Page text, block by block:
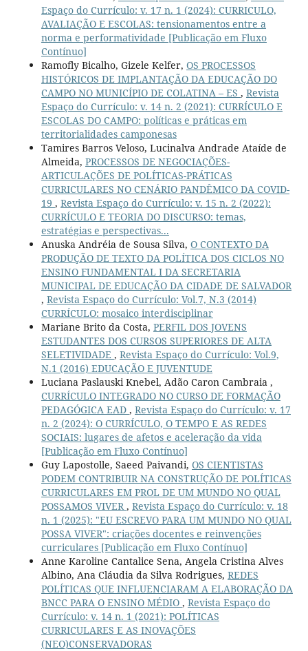
Espaço do Currículo: v. 17 n. 1 (2024): CURRICULO,
AVALIAÇÃO E ESCOLAS: tensionamentos entre a
norma e performatividade [Publicação em Fluxo
Contínuo]
Ramofly Bicalho, Gizele Kelfer, OS PROCESSOS
HISTÓRICOS DE IMPLANTAÇÃO DA EDUCAÇÃO DO
CAMPO NO MUNICÍPIO DE COLATINA – ES , Revista
Espaço do Currículo: v. 14 n. 2 (2021): CURRÍCULO E
ESCOLAS DO CAMPO: políticas e práticas em
territorialidades camponesas
Tamires Barros Veloso, Lucinalva Andrade Ataíde de
Almeida, PROCESSOS DE NEGOCIAÇÕES-
ARTICULAÇÕES DE POLÍTICAS-PRÁTICAS
CURRICULARES NO CENÁRIO PANDÊMICO DA COVID-
19 , Revista Espaço do Currículo: v. 15 n. 2 (2022):
CURRÍCULO E TEORIA DO DISCURSO: temas,
estratégias e perspectivas...
Anuska Andréia de Sousa Silva, O CONTEXTO DA
PRODUÇÃO DE TEXTO DA POLÍTICA DOS CICLOS NO
ENSINO FUNDAMENTAL I DA SECRETARIA
MUNICIPAL DE EDUCAÇÃO DA CIDADE DE SALVADOR
, Revista Espaço do Currículo: Vol.7, N.3 (2014)
CURRÍCULO: mosaico interdisciplinar
Mariane Brito da Costa, PERFIL DOS JOVENS
ESTUDANTES DOS CURSOS SUPERIORES DE ALTA
SELETIVIDADE , Revista Espaço do Currículo: Vol.9,
N.1 (2016) EDUCAÇÃO E JUVENTUDE
Luciana Paslauski Knebel, Adão Caron Cambraia ,
CURRÍCULO INTEGRADO NO CURSO DE FORMAÇÃO
PEDAGÓGICA EAD , Revista Espaço do Currículo: v. 17
n. 2 (2024): O CURRÍCULO, O TEMPO E AS REDES
SOCIAIS: lugares de afetos e aceleração da vida
[Publicação em Fluxo Contínuo]
Guy Lapostolle, Saeed Paivandi, OS CIENTISTAS
PODEM CONTRIBUIR NA CONSTRUÇÃO DE POLÍTICAS
CURRICULARES EM PROL DE UM MUNDO NO QUAL
POSSAMOS VIVER , Revista Espaço do Currículo: v. 18
n. 1 (2025): "EU ESCREVO PARA UM MUNDO NO QUAL
POSSA VIVER": criações docentes e reinvenções
curriculares [Publicação em Fluxo Contínuo]
Anne Karoline Cantalice Sena, Angela Cristina Alves
Albino, Ana Cláudia da Silva Rodrigues, REDES
POLÍTICAS QUE INFLUENCIARAM A ELABORAÇÃO DA
BNCC PARA O ENSINO MÉDIO , Revista Espaço do
Currículo: v. 14 n. 1 (2021): POLÍTICAS
CURRICULARES E AS INOVAÇÕES
(NEO)CONSERVADORAS